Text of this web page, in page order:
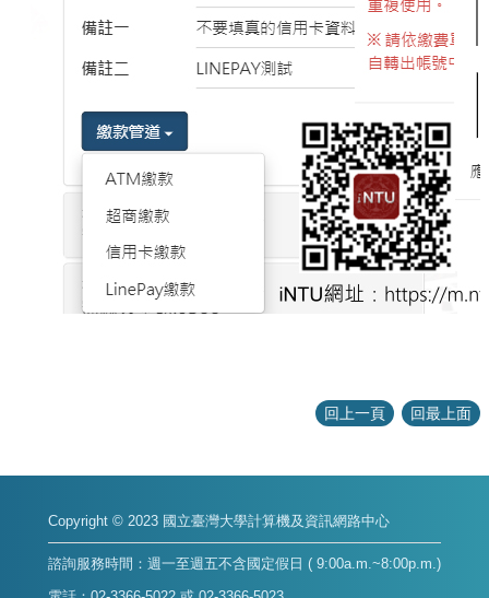
回上一頁 回最上面
Copyright © 2023 國立臺灣大學計算機及資訊網路中心
諮詢服務時間：週一至週五不含國定假日 ( 9:00a.m.~8:00p.m.)